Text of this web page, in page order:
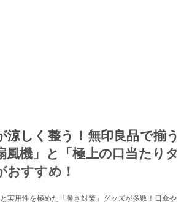
涼しく整う！無印良品で揃う
風機」と「極上の口当たりタ
おすすめ！
実用性を極めた「暑さ対策」グッズが多数！日傘や